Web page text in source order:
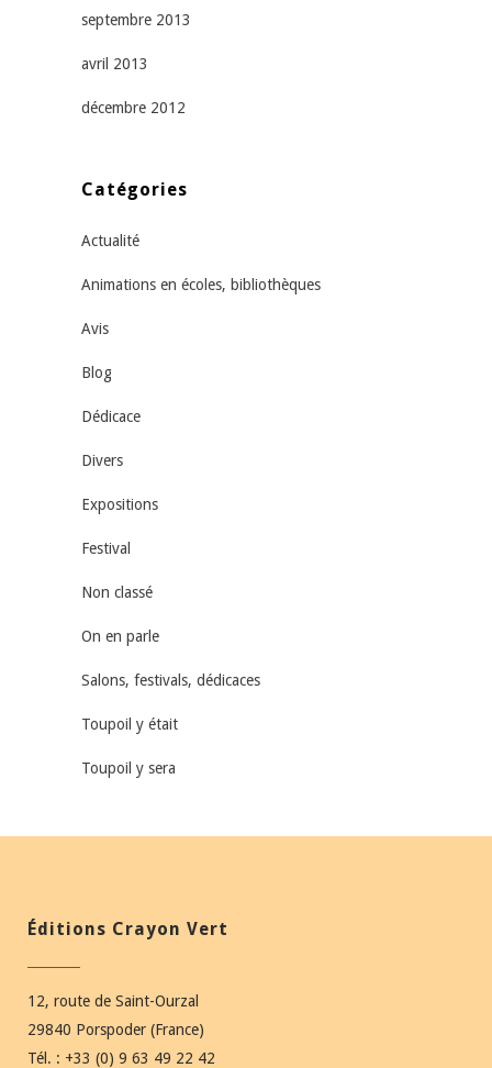
septembre 2013
avril 2013
décembre 2012
Catégories
Actualité
Animations en écoles, bibliothèques
Avis
Blog
Dédicace
Divers
Expositions
Festival
Non classé
On en parle
Salons, festivals, dédicaces
Toupoil y était
Toupoil y sera
Éditions Crayon Vert
12, route de Saint-Ourzal
29840 Porspoder (France)
Tél. : +33 (0) 9 63 49 22 42